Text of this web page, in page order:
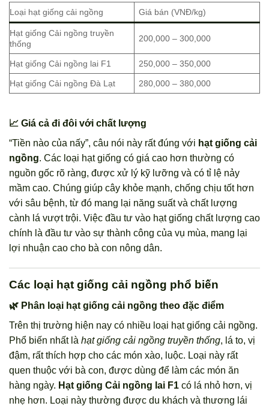
Loại hạt giống cải ngồng Giá bán (VNĐ/kg)
Hạt giống Cải ngồng truyền
thống
200,000 – 300,000
Hạt giống Cải ngồng lai F1 250,000 – 350,000
Hạt giống Cải ngồng Đà Lạt 280,000 – 380,000
📈 Giá cả đi đôi với chất lượng
“Tiền nào của nấy”, câu nói này rất đúng với hạt giống cải
ngồng. Các loại hạt giống có giá cao hơn thường có
nguồn gốc rõ ràng, được xử lý kỹ lưỡng và có tỉ lệ nảy
mầm cao. Chúng giúp cây khỏe mạnh, chống chịu tốt hơn
với sâu bệnh, từ đó mang lại năng suất và chất lượng
cành lá vượt trội. Việc đầu tư vào hạt giống chất lượng cao
chính là đầu tư vào sự thành công của vụ mùa, mang lại
lợi nhuận cao cho bà con nông dân.
Các loại hạt giống cải ngồng phổ biến
🌿 Phân loại hạt giống cải ngồng theo đặc điểm
Trên thị trường hiện nay có nhiều loại hạt giống cải ngồng.
Phổ biến nhất là hạt giống cải ngồng truyền thống, lá to, vị
đậm, rất thích hợp cho các món xào, luộc. Loại này rất
quen thuộc với bà con, được dùng để làm các món ăn
hàng ngày. Hạt giống Cải ngồng lai F1 có lá nhỏ hơn, vị
nhẹ hơn. Loại này thường được du khách và thương lái